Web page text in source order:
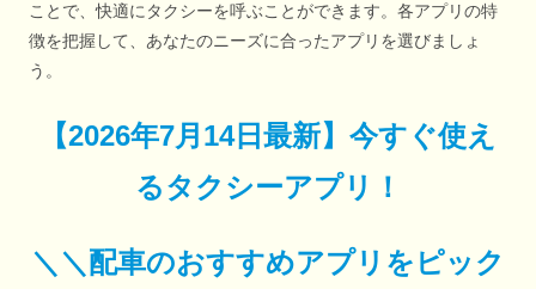
ことで、快適にタクシーを呼ぶことができます。各アプリの特
徴を把握して、あなたのニーズに合ったアプリを選びましょ
う。
【2026年7月14日最新】 今すぐ使え
るタクシーアプリ！
＼＼配車のおすすめアプリをピック